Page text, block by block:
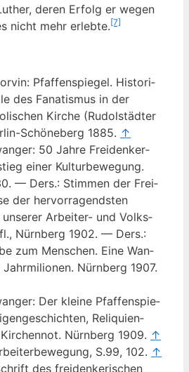
deren Erfolg er wegen
nicht mehr erleb­te.[7]
Pfaf­fen­spie­gel. His­to­ri­
des Fana­tis­mus in der
Kir­che (Rudol­städ­ter
Schö­ne­berg 1885. ↑
50 Jah­re Frei­den­ker­
einer Kul­tur­be­we­gung.
— Ders.: Stim­men der Frei­
der her­vor­ra­gends­ten
unse­rer Arbei­ter- und Volks­
Nürn­berg 1902. — Ders.:
zum Men­schen. Eine Wan­
Nürn­berg 1907.
Der klei­ne Pfaf­fen­spie­
Reli­qui­en­
Nürn­berg 1909. ↑
S.99, 102. ↑
des frei­den­ke­ri­schen